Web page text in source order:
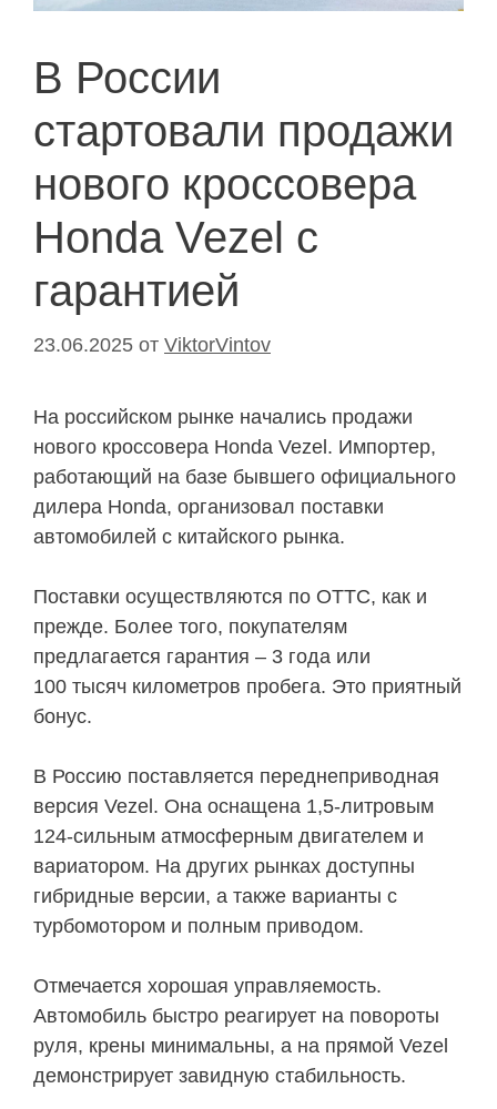
В России
стартовали продажи
нового кроссовера
Honda Vezel с
гарантией
23.06.2025 от ViktorVintov
На российском рынке начались продажи
нового кроссовера Honda Vezel. Импортер,
работающий на базе бывшего официального
дилера Honda, организовал поставки
автомобилей с китайского рынка.
Поставки осуществляются по ОТТС, как и
прежде. Более того, покупателям
предлагается гарантия – 3 года или
100 тысяч километров пробега. Это приятный
бонус.
В Россию поставляется переднеприводная
версия Vezel. Она оснащена 1,5-литровым
124-сильным атмосферным двигателем и
вариатором. На других рынках доступны
гибридные версии, а также варианты с
турбомотором и полным приводом.
Отмечается хорошая управляемость.
Автомобиль быстро реагирует на повороты
руля, крены минимальны, а на прямой Vezel
демонстрирует завидную стабильность.